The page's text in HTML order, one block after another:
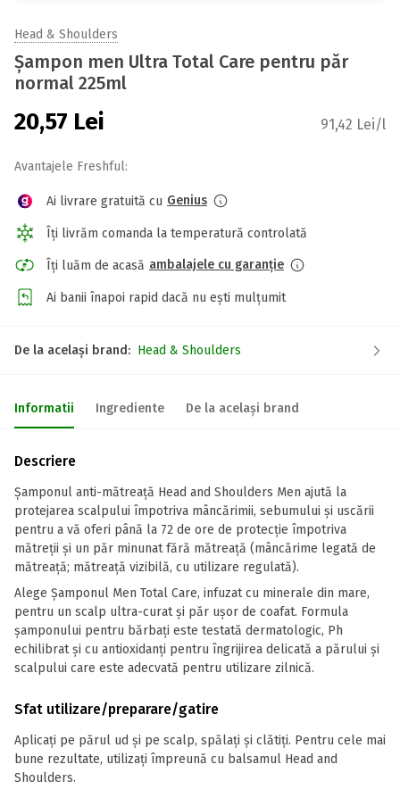
Head & Shoulders
Șampon men Ultra Total Care pentru păr
normal 225ml
20,57 Lei 91,42 Lei/l
Avantajele Freshful:
Ai livrare gratuită cu Genius
Îți livrăm comanda la temperatură controlată
Îți luăm de acasă ambalajele cu garanție
Ai banii înapoi rapid dacă nu ești mulțumit
De la același brand: Head & Shoulders
Informatii Ingrediente De la același brand
Descriere
Șamponul anti-mătreață Head and Shoulders Men ajută la
protejarea scalpului împotriva mâncărimii, sebumului și uscării
pentru a vă oferi până la 72 de ore de protecție împotriva
mătreții și un păr minunat fără mătreață (mâncărime legată de
mătreață; mătreață vizibilă, cu utilizare regulată).
Alege Şamponul Men Total Care, infuzat cu minerale din mare,
pentru un scalp ultra-curat și păr ușor de coafat. Formula
șamponului pentru bărbați este testată dermatologic, Ph
echilibrat și cu antioxidanți pentru îngrijirea delicată a părului și
scalpului care este adecvată pentru utilizare zilnică.
Sfat utilizare/preparare/gatire
Aplicați pe părul ud și pe scalp, spălați și clătiți. Pentru cele mai
bune rezultate, utilizați împreună cu balsamul Head and
Shoulders.